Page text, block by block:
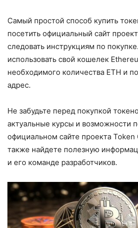
Самый простой способ купить
посетить официальный сайт
следовать инструкциям по
использовать свой кошелек
необходимого количества ETH и
адрес.
Не забудьте перед покупкой
актуальные курсы и возможности
официальном сайте проекта Token
также найдете полезную
и его команде разработчиков.